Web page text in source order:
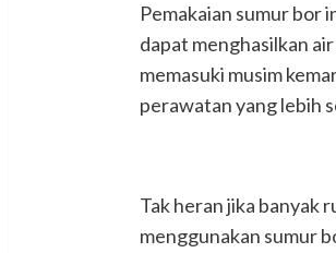
Pemakaian sumur bor
dapat menghasilkan
memasuki musim
perawatan yang lebih
Tak heran jika banyak
menggunakan sumur